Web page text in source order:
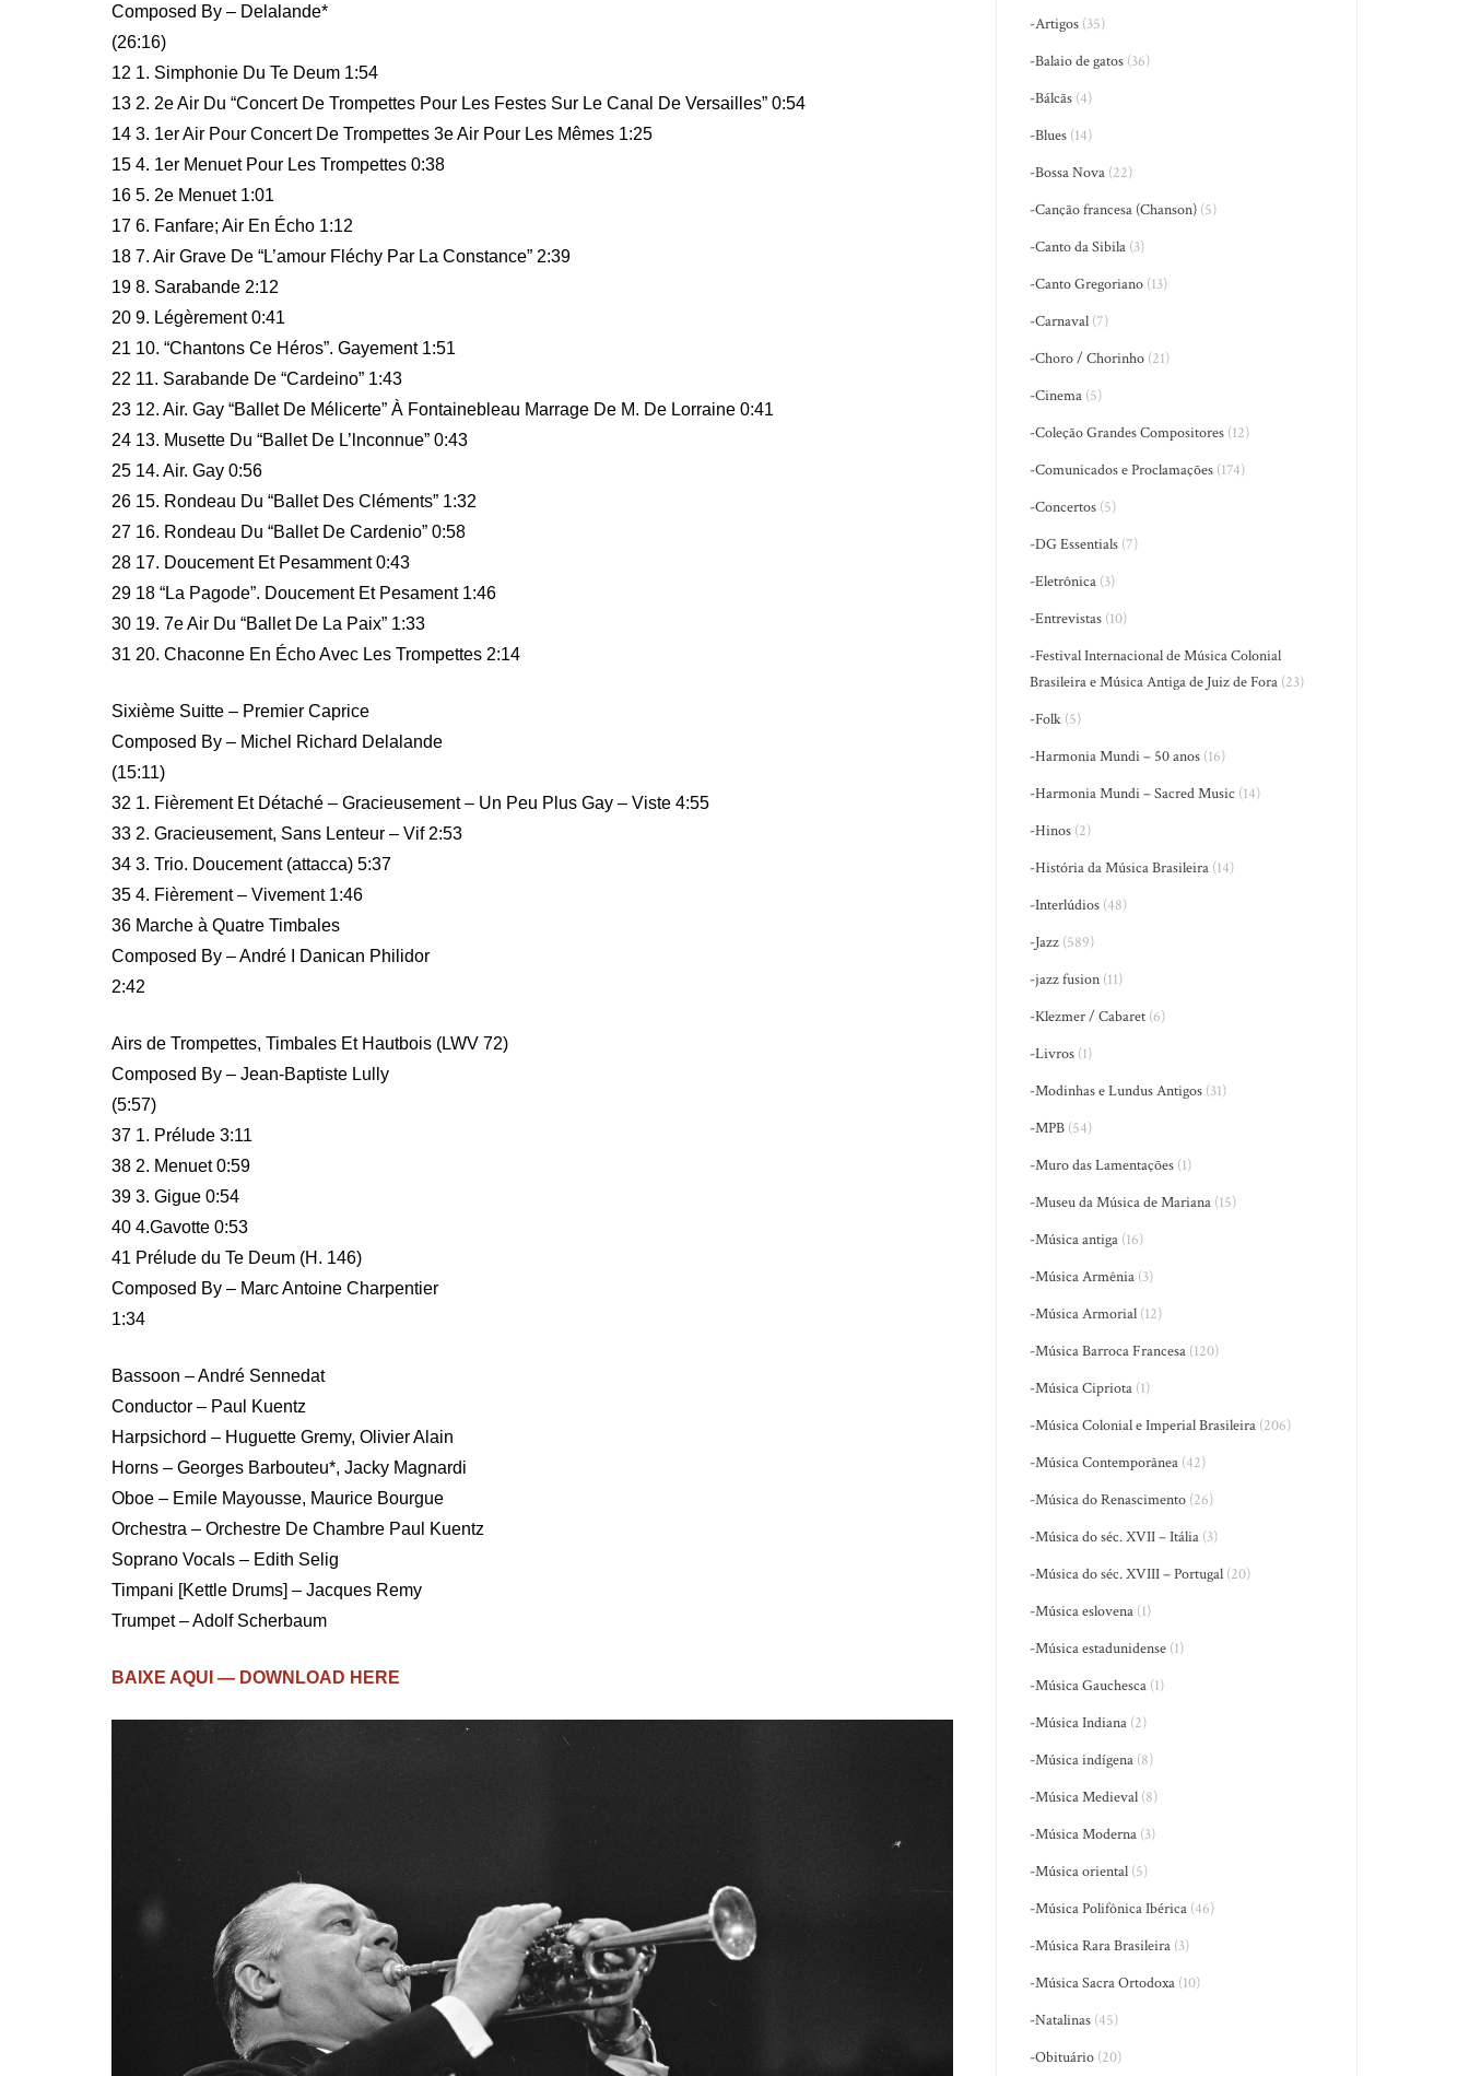
Composed By – Delalande*
(26:16)
12 1. Simphonie Du Te Deum 1:54
13 2. 2e Air Du “Concert De Trompettes Pour Les Festes Sur Le Canal De Versailles” 0:54
14 3. 1er Air Pour Concert De Trompettes 3e Air Pour Les Mêmes 1:25
15 4. 1er Menuet Pour Les Trompettes 0:38
16 5. 2e Menuet 1:01
17 6. Fanfare; Air En Écho 1:12
18 7. Air Grave De “L’amour Fléchy Par La Constance” 2:39
19 8. Sarabande 2:12
20 9. Légèrement 0:41
21 10. “Chantons Ce Héros”. Gayement 1:51
22 11. Sarabande De “Cardeino” 1:43
23 12. Air. Gay “Ballet De Mélicerte” À Fontainebleau Marrage De M. De Lorraine 0:41
24 13. Musette Du “Ballet De L’lnconnue” 0:43
25 14. Air. Gay 0:56
26 15. Rondeau Du “Ballet Des Cléments” 1:32
27 16. Rondeau Du “Ballet De Cardenio” 0:58
28 17. Doucement Et Pesamment 0:43
29 18 “La Pagode”. Doucement Et Pesament 1:46
30 19. 7e Air Du “Ballet De La Paix” 1:33
31 20. Chaconne En Écho Avec Les Trompettes 2:14
Sixième Suitte – Premier Caprice
Composed By – Michel Richard Delalande
(15:11)
32 1. Fièrement Et Détaché – Gracieusement – Un Peu Plus Gay – Viste 4:55
33 2. Gracieusement, Sans Lenteur – Vif 2:53
34 3. Trio. Doucement (attacca) 5:37
35 4. Fièrement – Vivement 1:46
36 Marche à Quatre Timbales
Composed By – André I Danican Philidor
2:42
Airs de Trompettes, Timbales Et Hautbois (LWV 72)
Composed By – Jean-Baptiste Lully
(5:57)
37 1. Prélude 3:11
38 2. Menuet 0:59
39 3. Gigue 0:54
40 4.Gavotte 0:53
41 Prélude du Te Deum (H. 146)
Composed By – Marc Antoine Charpentier
1:34
Bassoon – André Sennedat
Conductor – Paul Kuentz
Harpsichord – Huguette Gremy, Olivier Alain
Horns – Georges Barbouteu*, Jacky Magnardi
Oboe – Emile Mayousse, Maurice Bourgue
Orchestra – Orchestre De Chambre Paul Kuentz
Soprano Vocals – Edith Selig
Timpani [Kettle Drums] – Jacques Remy
Trumpet – Adolf Scherbaum
BAIXE AQUI — DOWNLOAD HERE
-Artigos (35)
-Balaio de gatos (36)
-Bálcãs (4)
-Blues (14)
-Bossa Nova (22)
-Canção francesa (Chanson) (5)
-Canto da Sibila (3)
-Canto Gregoriano (13)
-Carnaval (7)
-Choro / Chorinho (21)
-Cinema (5)
-Coleção Grandes Compositores (12)
-Comunicados e Proclamações (174)
-Concertos (5)
-DG Essentials (7)
-Eletrônica (3)
-Entrevistas (10)
-Festival Internacional de Música Colonial
Brasileira e Música Antiga de Juiz de Fora (23)
-Folk (5)
-Harmonia Mundi – 50 anos (16)
-Harmonia Mundi – Sacred Music (14)
-Hinos (2)
-História da Música Brasileira (14)
-Interlúdios (48)
-Jazz (589)
-jazz fusion (11)
-Klezmer / Cabaret (6)
-Livros (1)
-Modinhas e Lundus Antigos (31)
-MPB (54)
-Muro das Lamentações (1)
-Museu da Música de Mariana (15)
-Música antiga (16)
-Música Armênia (3)
-Música Armorial (12)
-Música Barroca Francesa (120)
-Música Cipriota (1)
-Música Colonial e Imperial Brasileira (206)
-Música Contemporânea (42)
-Música do Renascimento (26)
-Música do séc. XVII – Itália (3)
-Música do séc. XVIII – Portugal (20)
-Música eslovena (1)
-Música estadunidense (1)
-Música Gauchesca (1)
-Música Indiana (2)
-Música indígena (8)
-Música Medieval (8)
-Música Moderna (3)
-Música oriental (5)
-Música Polifônica Ibérica (46)
-Música Rara Brasileira (3)
-Música Sacra Ortodoxa (10)
-Natalinas (45)
-Obituário (20)